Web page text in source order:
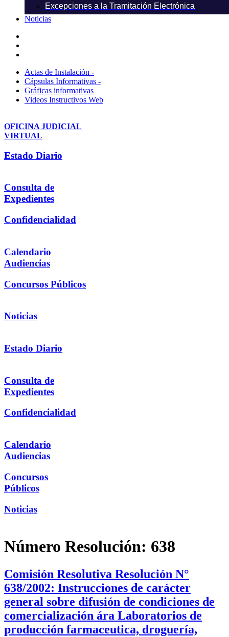
Excepciones a la Tramitación Electrónica
Noticias
Actas de Instalación -
Cápsulas Informativas -
Gráficas informativas
Videos Instructivos Web
OFICINA JUDICIAL
VIRTUAL
Estado Diario
Consulta de
Expedientes
Confidencialidad
Calendario
Audiencias
Concursos Públicos
Noticias
Estado Diario
Consulta de
Expedientes
Confidencialidad
Calendario
Audiencias
Concursos
Públicos
Noticias
Número Resolución: 638
Comisión Resolutiva Resolución N°
638/2002: Instrucciones de carácter
general sobre difusión de condiciones de
comercialización ára Laboratorios de
producción farmaceutica, droguería,